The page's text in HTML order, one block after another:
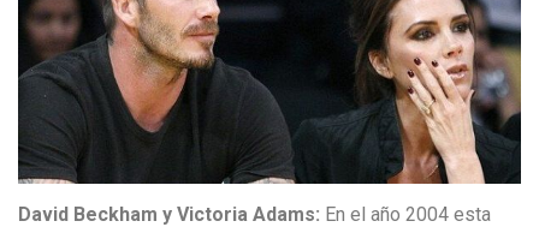
David Beckham y Victoria Adams: En el año 2004 esta